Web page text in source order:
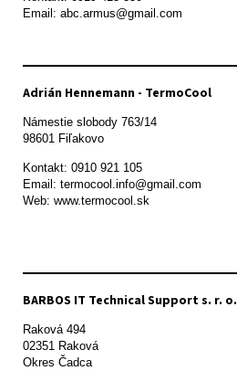
Adrián Hennemann - TermoCool
Námestie slobody 763/14
98601 Fiľakovo
Kontakt: 0910 921 105
Email: termocool.info@gmail.com
Web: www.termocool.sk
BARBOS IT Technical Support s. r. o.
Raková 494
02351 Raková
Okres Čadca